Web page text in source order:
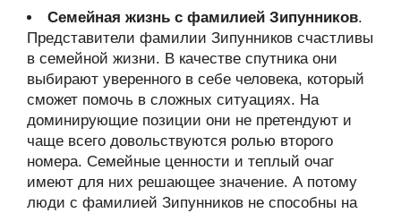
Семейная жизнь с фамилией Зипунников.
Представители фамилии Зипунников счастливы
в семейной жизни. В качестве спутника они
выбирают уверенного в себе человека, который
сможет помочь в сложных ситуациях. На
доминирующие позиции они не претендуют и
чаще всего довольствуются ролью второго
номера. Семейные ценности и теплый очаг
имеют для них решающее значение. А потому
люди с фамилией Зипунников не способны на